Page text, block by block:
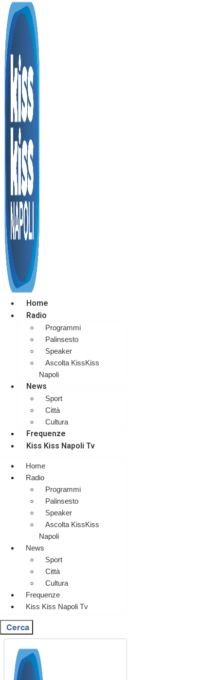
Home
Radio
Programmi
Palinsesto
Speaker
Ascolta KissKiss
Napoli
News
Sport
Città
Cultura
Frequenze
Kiss Kiss Napoli Tv
Home
Radio
Programmi
Palinsesto
Speaker
Ascolta KissKiss
Napoli
News
Sport
Città
Cultura
Frequenze
Kiss Kiss Napoli Tv
Cerca